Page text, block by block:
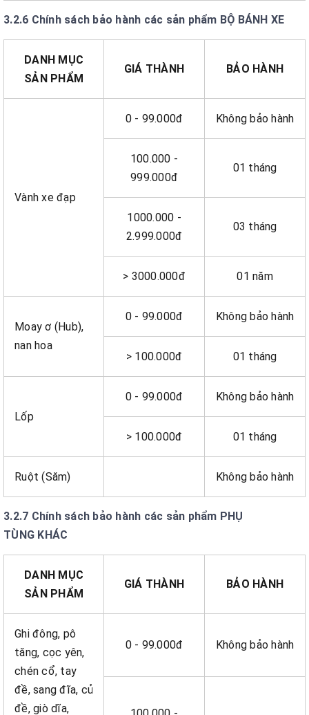
3.2.6 Chính sách bảo hành các sản phẩm BỘ BÁNH XE
DANH MỤC
SẢN PHẨM
GIÁ THÀNH BẢO HÀNH
Vành xe đạp
0 - 99.000đ Không bảo hành
100.000 -
999.000đ
01 tháng
1000.000 -
2.999.000đ
03 tháng
> 3000.000đ 01 năm
Moay ơ (Hub),
nan hoa
0 - 99.000đ Không bảo hành
> 100.000đ 01 tháng
Lốp
0 - 99.000đ Không bảo hành
> 100.000đ 01 tháng
Ruột (Săm) Không bảo hành
3.2.7 Chính sách bảo hành các sản phẩm PHỤ
TÙNG KHÁC
DANH MỤC
SẢN PHẨM
GIÁ THÀNH BẢO HÀNH
Ghi đông, pô
tăng, cọc yên,
chén cổ, tay
đề, sang đĩa, củ
đề, giò dĩa,
0 - 99.000đ Không bảo hành